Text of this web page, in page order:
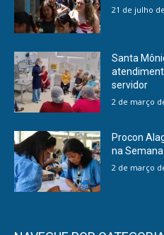
21 de julho
Santa
servidor
2 de março
Procon
na
2 de março